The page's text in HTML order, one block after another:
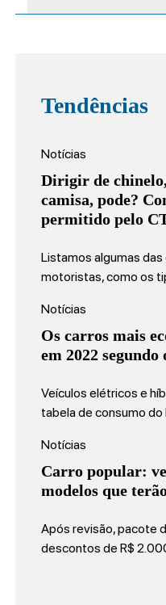
Tendências
Notícias
Dirigir de
camisa, pode?
permitido pelo
Listamos algumas
motoristas, como os
Notícias
Os carros mais
em 2022
Veículos elétricos e
tabela de consumo
Notícias
Carro popular:
modelos que
Após revisão, pacote
descontos de R$